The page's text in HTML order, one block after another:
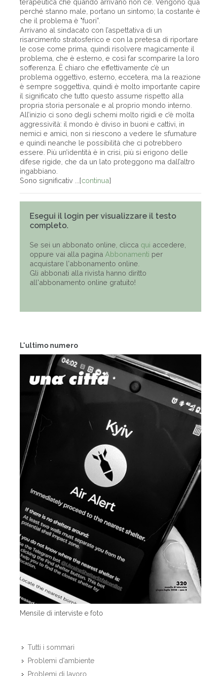
L'ultimo numero
Mensile di interviste e foto
Tutti i sommari
Problemi d'ambiente
Problemi di lavoro
terapeutica che quando arrivano non c’è. Vengono qua
perché stanno male, portano un sintomo; la costante è
che il problema è "fuori”.
Arrivano al sindacato con l’aspettativa di un
risarcimento stratosferico e con la pretesa di riportare
le cose come prima, quindi risolvere magicamente il
problema, che è esterno, e così far scomparire la loro
sofferenza. È chiaro che effettivamente c’è un
problema oggettivo, esterno, eccetera, ma la reazione
è sempre soggettiva, quindi è molto importante capire
il significato che tutto questo assume rispetto alla
propria storia personale e al proprio mondo interno.
All’inizio ci sono degli schemi molto rigidi e c’è molta
aggressività: il mondo è diviso in buoni e cattivi, in
nemici e amici, non si riescono a vedere le sfumature
e quindi neanche le possibilità che ci potrebbero
essere. Più un’identità è in crisi, più si erigono delle
difese rigide, che da un lato proteggono ma dall’altro
ingabbiano.
Sono significativ ...[continua]
Esegui il login per visualizzare il testo
completo.
Se sei un abbonato online, clicca qui accedere,
oppure vai alla pagina Abbonamenti per
acquistare l'abbonamento online.
Gli abbonati alla rivista hanno diritto
all'abbonamento online gratuito!